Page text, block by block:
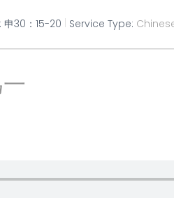
申30：15-20 Service Type: